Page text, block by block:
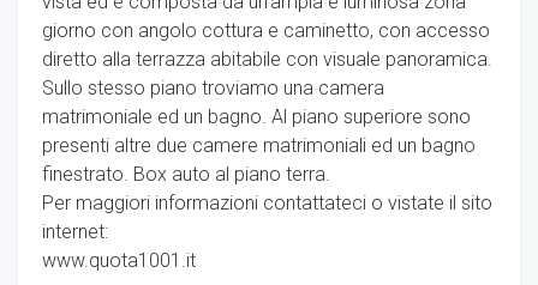
giorno con angolo cottura e caminetto, con accesso
diretto alla terrazza abitabile con visuale panoramica.
Sullo stesso piano troviamo una camera
matrimoniale ed un bagno. Al piano superiore sono
presenti altre due camere matrimoniali ed un bagno
finestrato. Box auto al piano terra.
Per maggiori informazioni contattateci o vistate il sito
internet:
www.quota1001.it